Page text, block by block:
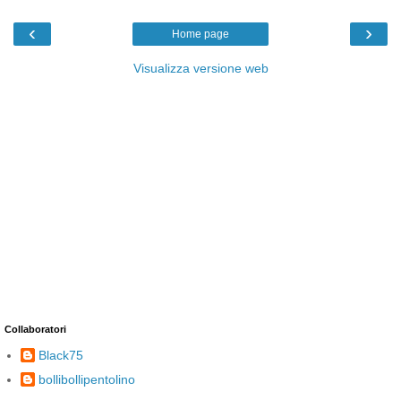
‹ ›
Home page
Visualizza versione web
Collaboratori
Black75
bollibollipentolino